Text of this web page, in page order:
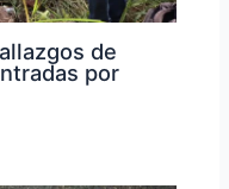
de
por